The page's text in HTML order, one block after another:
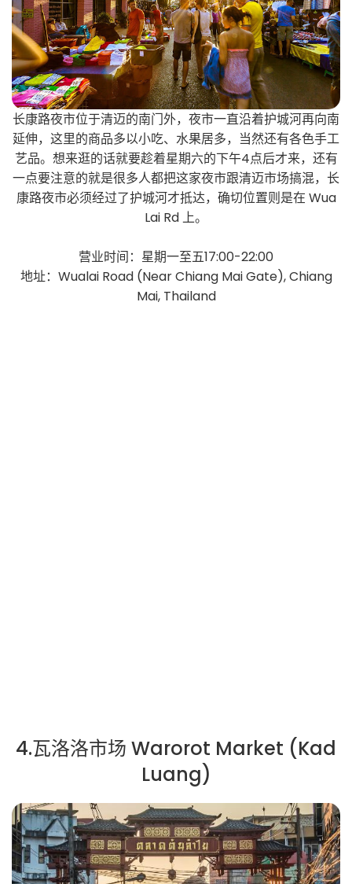
长康路夜市位于清迈的南门外，夜市一直沿着护城河再向南
延伸，这里的商品多以小吃、水果居多，当然还有各色手工
艺品。想来逛的话就要趁着星期六的下午4点后才来，还有
一点要注意的就是很多人都把这家夜市跟清迈市场搞混，长
康路夜市必须经过了护城河才抵达，确切位置则是在 Wua
Lai Rd 上。
营业时间：星期一至五17:00-22:00
地址：Wualai Road (Near Chiang Mai Gate), Chiang
Mai, Thailand
4.瓦洛洛市场 Warorot Market (Kad
Luang)